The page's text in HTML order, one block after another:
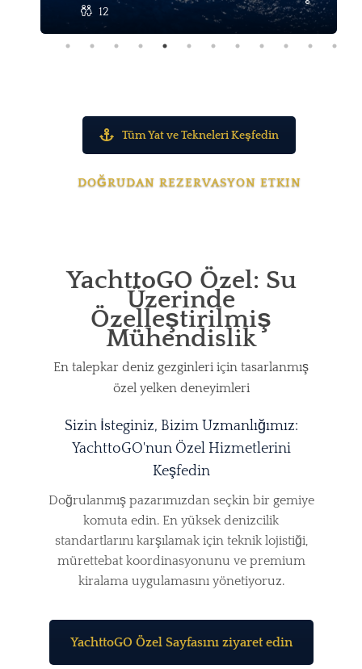
12
Tüm Yat ve Tekneleri Keşfedin
DOĞRUDAN REZERVASYON ETKIN
YachttoGO Özel: Su
Üzerinde
Özelleştirilmiş
Mühendislik
En talepkar deniz gezginleri için tasarlanmış
özel yelken deneyimleri
Sizin İsteginiz, Bizim Uzmanlığımız:
YachttoGO'nun Özel Hizmetlerini
Keşfedin
Doğrulanmış pazarımızdan seçkin bir gemiye
komuta edin. En yüksek denizcilik
standartlarını karşılamak için teknik lojistiği,
mürettebat koordinasyonunu ve premium
kiralama uygulamasını yönetiyoruz.
YachttoGO Özel Sayfasını ziyaret edin